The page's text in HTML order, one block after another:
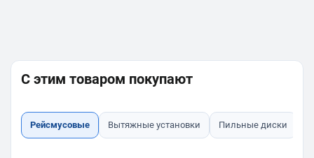
С этим товаром покупают
Рейсмусовые Вытяжные установки Пильные диски